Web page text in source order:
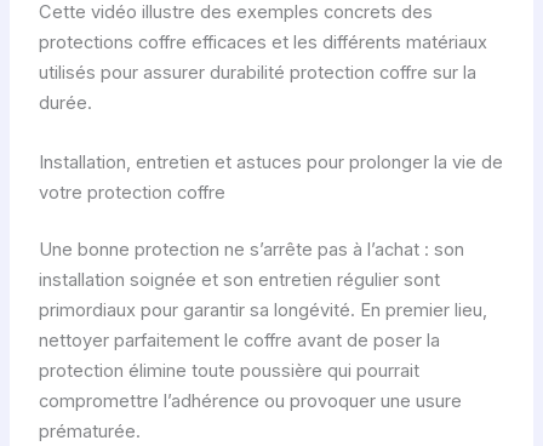
Cette vidéo illustre des exemples concrets des
protections coffre efficaces et les différents matériaux
utilisés pour assurer durabilité protection coffre sur la
durée.
Installation, entretien et astuces pour prolonger la vie de
votre protection coffre
Une bonne protection ne s’arrête pas à l’achat : son
installation soignée et son entretien régulier sont
primordiaux pour garantir sa longévité. En premier lieu,
nettoyer parfaitement le coffre avant de poser la
protection élimine toute poussière qui pourrait
compromettre l’adhérence ou provoquer une usure
prématurée.